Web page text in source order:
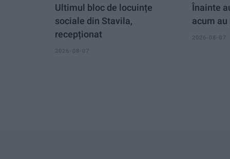
Ultimul bloc de locuințe
sociale din Stavila,
recepționat
2026-08-07
Înainte
acum
2026-08-07